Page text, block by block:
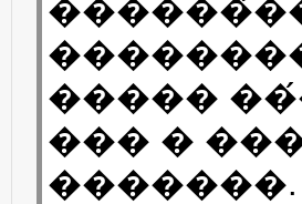
�����
��� �